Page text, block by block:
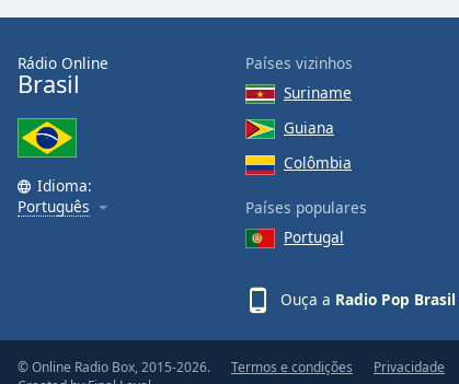
Fullscreen
modal
window.
Beginning
cancel
and
Rádio Online
Brasil
Idioma:
Português
Países vizinhos
Suriname
Guiana
Colômbia
Países populares
Portugal
Ouça a Radio Pop Brasil
© Online Radio Box, 2015-2026.
Termos e condições Privacidade